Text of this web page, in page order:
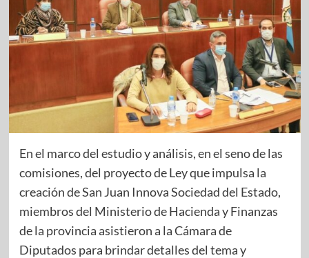
En el marco del estudio y análisis, en el seno de las
comisiones, del proyecto de Ley que impulsa la
creación de San Juan Innova Sociedad del Estado,
miembros del Ministerio de Hacienda y Finanzas
de la provincia asistieron a la Cámara de
Diputados para brindar detalles del tema y